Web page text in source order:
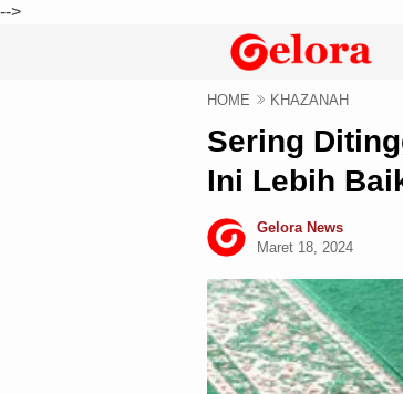
-->
HOME KHAZANAH
Sering
Ini Lebih
Gelora News
Maret 18, 2024